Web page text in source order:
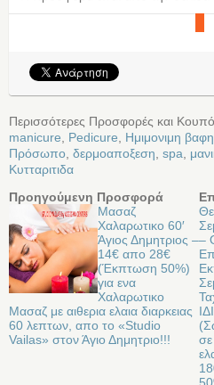
Περισσότερες Προσφορές και
manicure
Pedicure Ημιμονιμη βαφη
Πρόσωπο δερμοαποξεση spa
Κυτταριτιδα
Προηγούμενη Προσφορά
Μασαζ
Χαλαρωτικο 60′
Άγιος Δημητριος –
14€ απο 28€
(Έκπτωση 50%)
για ενα
Χαλαρωτικο
Μασαζ με αιθερια ελαια διαρκειας
60 λεπτων, απο το «Studio
Vailas» στον Άγιο Δημητριο!!!
–